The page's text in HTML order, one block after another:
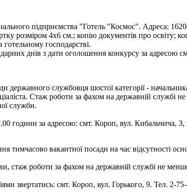
підприємства "Готель "Космос". Адреса:
розміром 4х6 см.; копію документів про освіту;
господарстві.
днів з дати оголошення конкурсу за адресою
службовця шостої категорії - начальника
Стаж роботи за фахом на державній службі
служби.
години за адресою: смт. Короп, вул. Кибальчича,
вакантної посади на час відсутності
стаж роботи за фахом на державній службі не
звертатись: смт. Короп, вул. Горького, 9. Тел. 2-